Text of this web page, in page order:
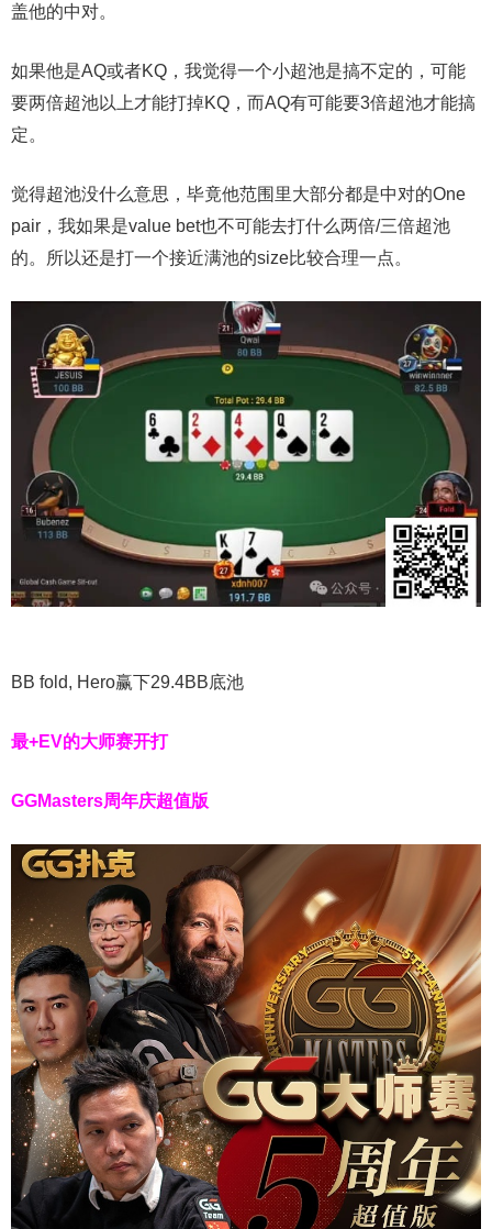
盖他的中对。
如果他是AQ或者KQ，我觉得一个小超池是搞不定的，可能
要两倍超池以上才能打掉KQ，而AQ有可能要3倍超池才能搞
定。
觉得超池没什么意思，毕竟他范围里大部分都是中对的One
pair，我如果是value bet也不可能去打什么两倍/三倍超池
的。所以还是打一个接近满池的size比较合理一点。
BB fold, Hero赢下29.4BB底池
最+EV的大师赛开打
GGMasters周年庆超值版